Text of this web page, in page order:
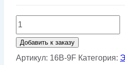
Количество
товара
Вилочный
Добавить к заказу
Артикул: 16B-9F Категория: